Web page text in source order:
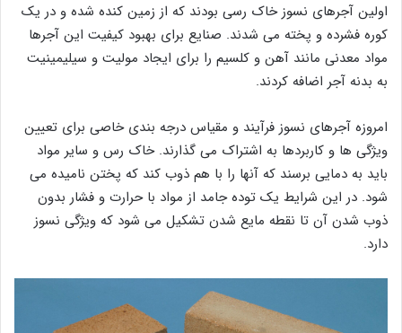
اولین آجرهای نسوز خاک رسی بودند که از زمین کنده شده و در یک
کوره فشرده و پخته می شدند. صنایع برای بهبود کیفیت این آجرها
مواد معدنی مانند آهن و کلسیم را برای ایجاد مولیت و سیلیمینیت
به بدنه آجر اضافه کردند.
امروزه آجرهای نسوز فرآیند و مقیاس درجه بندی خاصی برای تعیین
ویژگی ها و کاربردها به اشتراک می گذارند. خاک رس و سایر مواد
باید به دمایی برسند که آنها را با هم ذوب کند که پختن نامیده می
شود. در این شرایط یک توده جامد از مواد با حرارت و فشار بدون
ذوب شدن آن تا نقطه مایع شدن تشکیل می شود که ویژگی نسوز
دارد.